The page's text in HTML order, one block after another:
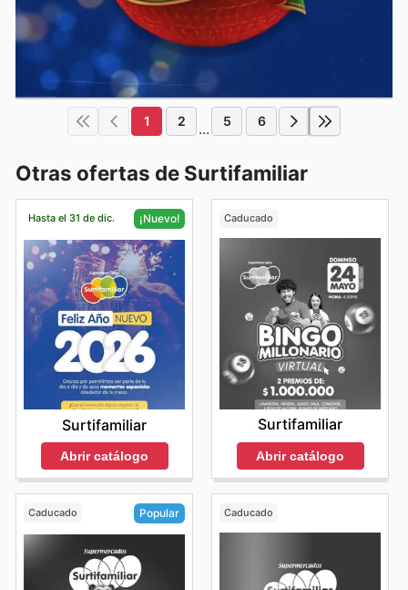
1 2 ... 5 6
Otras ofertas de Surtifamiliar
Hasta el 31 de dic. ¡Nuevo!
Surtifamiliar
Abrir catálogo
Caducado
Surtifamiliar
Abrir catálogo
Caducado Popular Caducado